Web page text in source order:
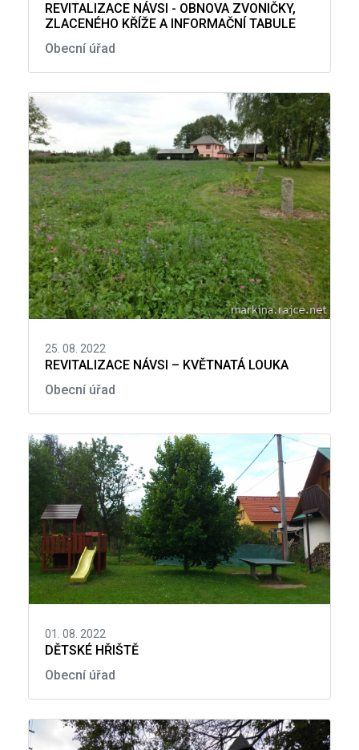
REVITALIZACE NÁVSI - OBNOVA ZVONIČKY,
ZLACENÉHO KŘÍŽE A INFORMAČNÍ TABULE
Obecní úřad
25. 08. 2022
REVITALIZACE NÁVSI – KVĚTNATÁ LOUKA
Obecní úřad
01. 08. 2022
DĚTSKÉ HŘIŠTĚ
Obecní úřad